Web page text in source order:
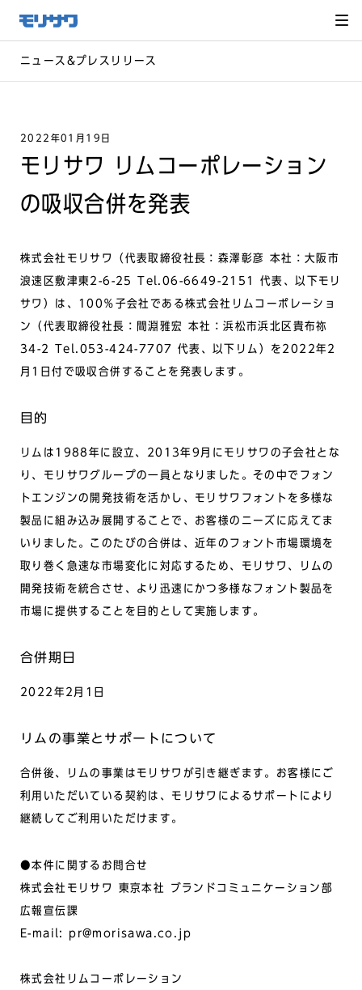
メ
ニュー
飛ばし
へ移動
ニュース&プレスリリース
2022年01月19日
モリサワ リムコーポレーション
の吸収合併を発表
株式会社モリサワ（代表取締役社長：森澤彰彦 本社：大阪市
浪速区敷津東2-6-25 Tel.06-6649-2151 代表、以下モリ
サワ）は、100％子会社である株式会社リムコーポレーショ
ン（代表取締役社長：間淵雅宏 本社：浜松市浜北区貴布祢
34-2 Tel.053-424-7707 代表、以下リム）を2022年2
月1日付で吸収合併することを発表します。
目的
リムは1988年に設立、2013年9月にモリサワの子会社とな
り、モリサワグループの一員となりました。その中でフォン
トエンジンの開発技術を活かし、モリサワフォントを多様な
製品に組み込み展開することで、お客様のニーズに応えてま
いりました。このたびの合併は、近年のフォント市場環境を
取り巻く急速な市場変化に対応するため、モリサワ、リムの
開発技術を統合させ、より迅速にかつ多様なフォント製品を
市場に提供することを目的として実施します。
合併期日
2022年2月1日
リムの事業とサポートについて
合併後、リムの事業はモリサワが引き継ぎます。お客様にご
利用いただいている契約は、モリサワによるサポートにより
継続してご利用いただけます。
●本件に関するお問合せ
株式会社モリサワ 東京本社 ブランドコミュニケーション部
広報宣伝課
E-mail: pr@morisawa.co.jp
株式会社リムコーポレーション